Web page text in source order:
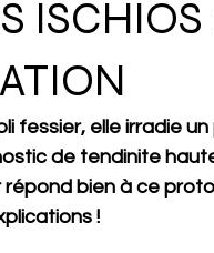
ISCHIOS
fessier, elle irradie
de tendinite
répond bien à ce
!